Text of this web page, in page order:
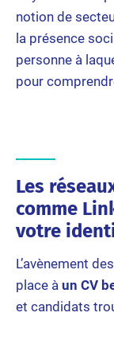
notion de
la présence
personne à
pour
‌‍Les
comme
votre
L’avènement
place à un CV
et candidats